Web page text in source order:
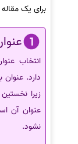
برای یک
انتخاب
دارد.
زیرا
نشود.